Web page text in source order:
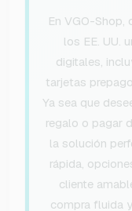
En VGO-Shop,
los EE. UU.
digitales,
tarjetas
Ya sea que
regalo o pagar
la solución
rápida,
cliente
compra fluida